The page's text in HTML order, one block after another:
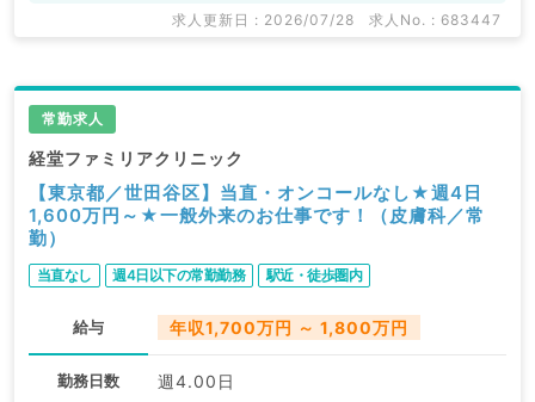
求人更新日 : 2026/07/28 求人No. : 683447
常勤求人
経堂ファミリアクリニック
【東京都／世田谷区】当直・オンコールなし★週4日
1,600万円～★一般外来のお仕事です！（皮膚科／常
勤）
当直なし 週4日以下の常勤勤務 駅近・徒歩圏内
給与 年収1,700万円 ～ 1,800万円
勤務日数 週4.00日